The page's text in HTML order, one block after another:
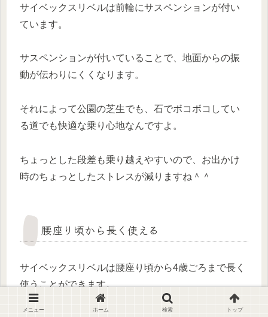
サイベックスリベルは前輪にサスペンションが付い
ています。
サスペンションが付いていることで、地面からの振
動が伝わりにくくなります。
それによって公園の芝生でも、石でボコボコしてい
る道でも快適な乗り心地なんですよ。
ちょっとした段差も乗り越えやすいので、お出かけ
時のちょっとしたストレスが減りますね＾＾
腰座り頃から長く使える
サイベックスリベルは腰座り頃から4歳ごろまで長く
使うことができます。
メニュー ホーム 検索 トップ